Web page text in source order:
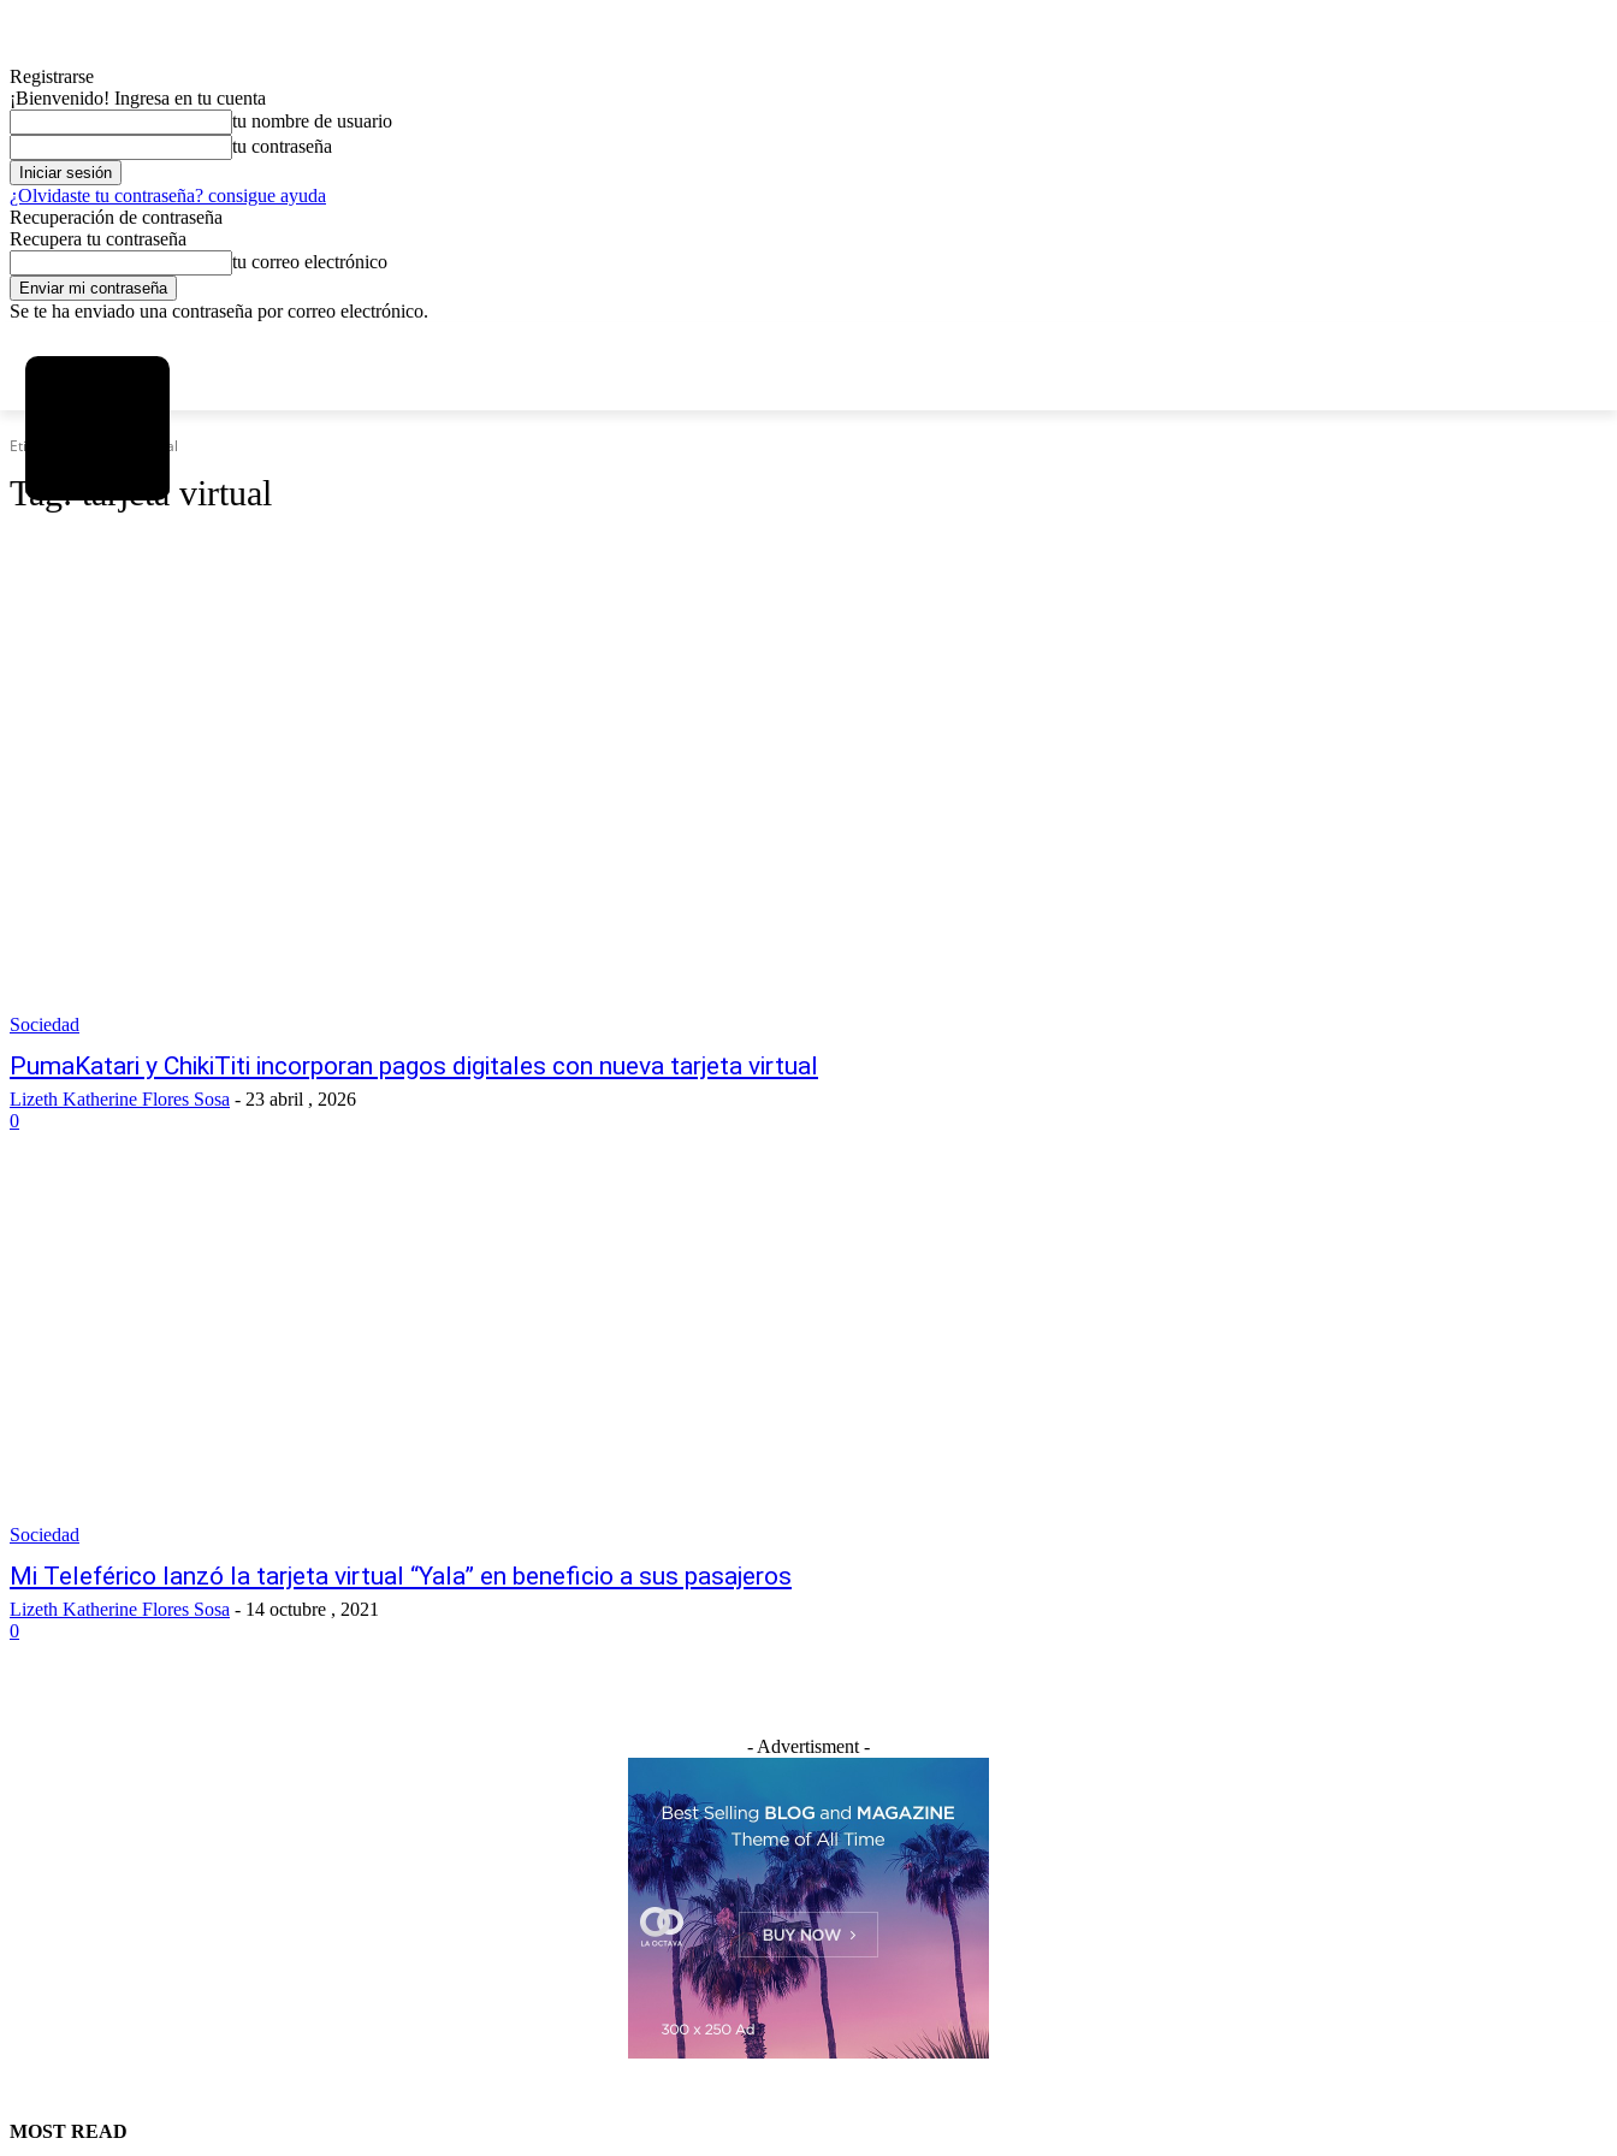
Registrarse
¡Bienvenido! Ingresa en tu cuenta
tu nombre de usuario
tu contraseña
¿Olvidaste tu contraseña? consigue ayuda
Recuperación de contraseña
Recupera tu contraseña
tu correo electrónico
Se te ha enviado una contraseña por correo electrónico.
Etiquetas Tarjeta virtual
Tag:tarjeta virtual
Sociedad
PumaKatari y ChikiTiti incorporan pagos digitales con nueva tarjeta virtual
Lizeth Katherine Flores Sosa - 23 abril , 2026
0
Sociedad
Mi Teleférico lanzó la tarjeta virtual “Yala” en beneficio a sus pasajeros
Lizeth Katherine Flores Sosa - 14 octubre , 2021
0
- Advertisment -
MOST READ